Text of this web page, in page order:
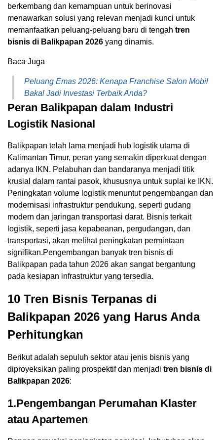
berkembang dan kemampuan untuk berinovasi
menawarkan solusi yang relevan menjadi kunci untuk
memanfaatkan peluang-peluang baru di tengah tren
bisnis di Balikpapan 2026 yang dinamis.
Baca Juga
Peluang Emas 2026: Kenapa Franchise Salon Mobil
Bakal Jadi Investasi Terbaik Anda?
Peran Balikpapan dalam Industri
Logistik Nasional
Balikpapan telah lama menjadi hub logistik utama di
Kalimantan Timur, peran yang semakin diperkuat dengan
adanya IKN. Pelabuhan dan bandaranya menjadi titik
krusial dalam rantai pasok, khususnya untuk suplai ke IKN.
Peningkatan volume logistik menuntut pengembangan dan
modernisasi infrastruktur pendukung, seperti gudang
modern dan jaringan transportasi darat. Bisnis terkait
logistik, seperti jasa kepabeanan, pergudangan, dan
transportasi, akan melihat peningkatan permintaan
signifikan.Pengembangan banyak tren bisnis di
Balikpapan pada tahun 2026 akan sangat bergantung
pada kesiapan infrastruktur yang tersedia.
10 Tren Bisnis Terpanas di
Balikpapan 2026 yang Harus Anda
Perhitungkan
Berikut adalah sepuluh sektor atau jenis bisnis yang
diproyeksikan paling prospektif dan menjadi tren bisnis di
Balikpapan 2026:
1.Pengembangan Perumahan Klaster
atau Apartemen